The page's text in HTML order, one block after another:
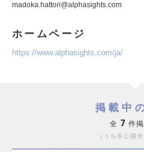
madoka.hattori@alphasights.com
ホームページ
https://www.alphasights.com/ja/
掲載中
全 7 件
うち非公開求